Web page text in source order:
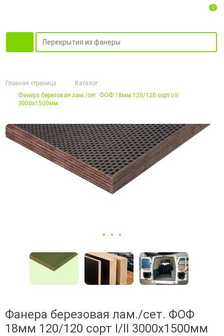
0
Главная страница
Каталог
Фанера березовая лам./сет. ФОФ 18мм 120/120 сорт I/II
3000х1500мм
Фанера березовая лам./сет. ФОФ
18мм 120/120 сорт I/II 3000х1500мм